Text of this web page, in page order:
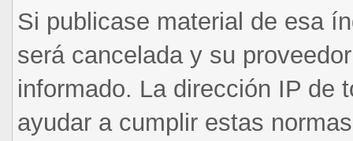
Si publicase material de esa
será cancelada y su
informado. La dirección IP de
ayudar a cumplir estas